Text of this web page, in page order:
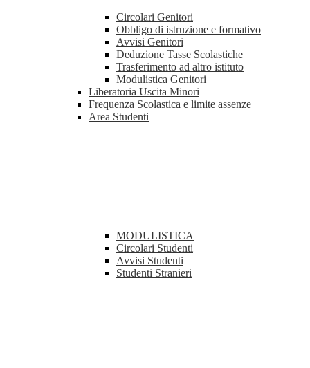
Circolari Genitori
Obbligo di istruzione e formativo
Avvisi Genitori
Deduzione Tasse Scolastiche
Trasferimento ad altro istituto
Modulistica Genitori
Liberatoria Uscita Minori
Frequenza Scolastica e limite assenze
Area Studenti
MODULISTICA
Circolari Studenti
Avvisi Studenti
Studenti Stranieri